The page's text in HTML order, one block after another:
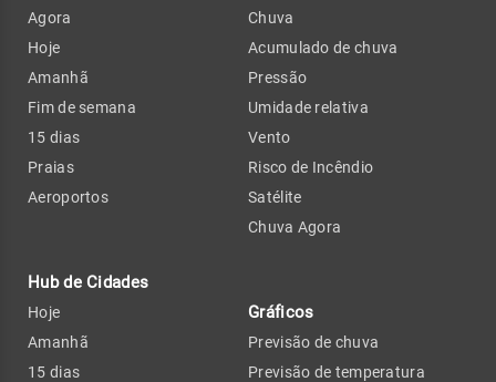
Agora
Hoje
Amanhã
Fim de semana
15 dias
Praias
Aeroportos
Hub de Cidades
Hoje
Amanhã
15 dias
Chuva
Acumulado de chuva
Pressão
Umidade relativa
Vento
Risco de Incêndio
Satélite
Chuva Agora
Gráficos
Previsão de chuva
Previsão de temperatura